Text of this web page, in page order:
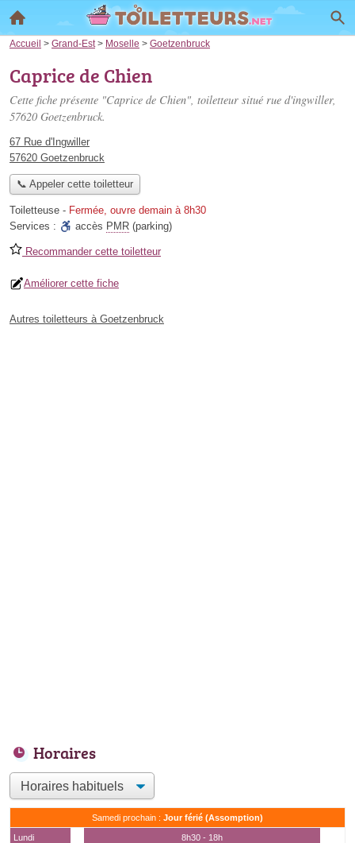
Accueil > Grand-Est > Moselle > Goetzenbruck
Caprice de Chien
Cette fiche présente "Caprice de Chien", toiletteur situé rue d'ingwiller,
57620 Goetzenbruck.
67 Rue d'Ingwiller
57620 Goetzenbruck
📞 Appeler cette toiletteur
Toiletteuse - Fermée, ouvre demain à 8h30
Services :
accès PMR (parking)
Recommander cette toiletteur
Améliorer cette fiche
Autres toiletteurs à Goetzenbruck
Horaires
Samedi prochain : Jour férié (Assomption)
Lundi
8h30 - 18h